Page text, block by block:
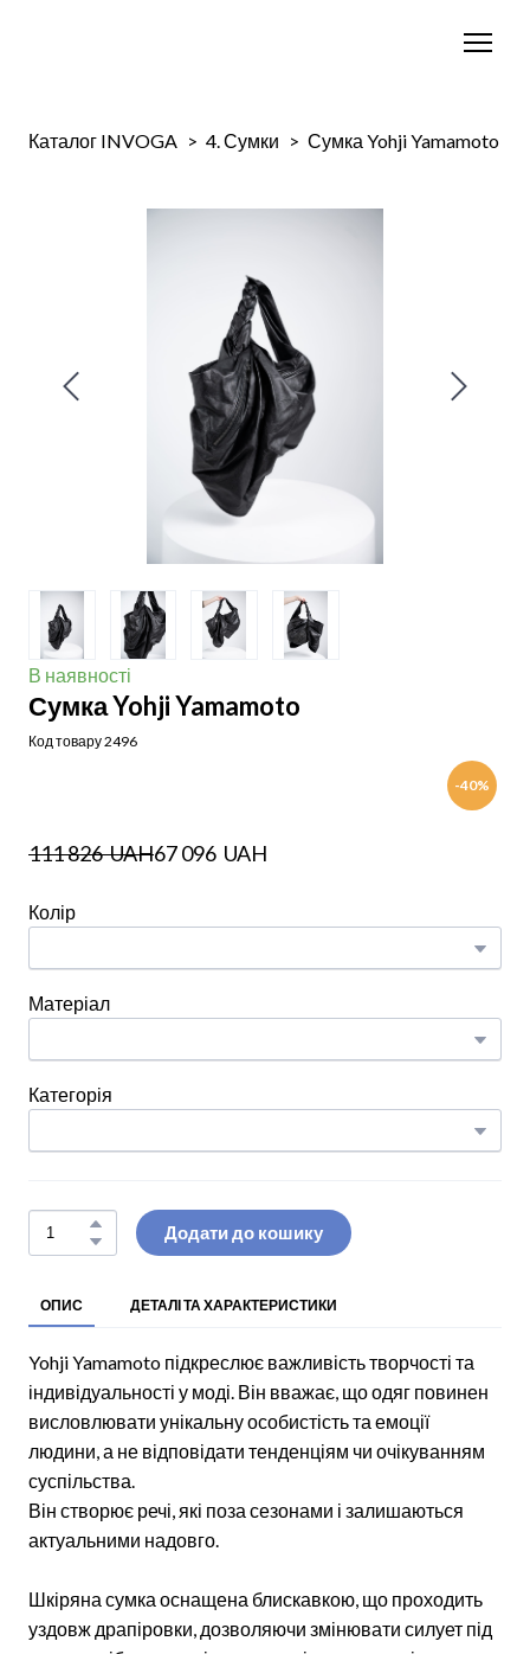
Каталог INVOGA 4. Сумки Сумка Yohji Yamamoto
В наявності
Сумка Yohji Yamamoto
Код товару 2496
-40%
111 826  UAH67 096  UAH
Колір
Матеріал
Категорія
Додати до кошику
ОПИС ДЕТАЛІ ТА ХАРАКТЕРИСТИКИ
Yohji Yamamoto підкреслює важливість творчості та
індивідуальності у моді. Він вважає, що одяг повинен
висловлювати унікальну особистість та емоції
людини, а не відповідати тенденціям чи очікуванням
суспільства.
Він створює речі, які поза сезонами і залишаються
актуальними надовго.
Шкіряна сумка оснащена блискавкою, що проходить
уздовж драпіровки, дозволяючи змінювати силует під